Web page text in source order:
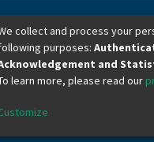
Dirección General de Bibliotecas
Boulevard Valsequillo y Av. de las Torres
Ciudad Universitaria. Col. San Manuel
collect and process your
purposes:
and
learn more, please read our